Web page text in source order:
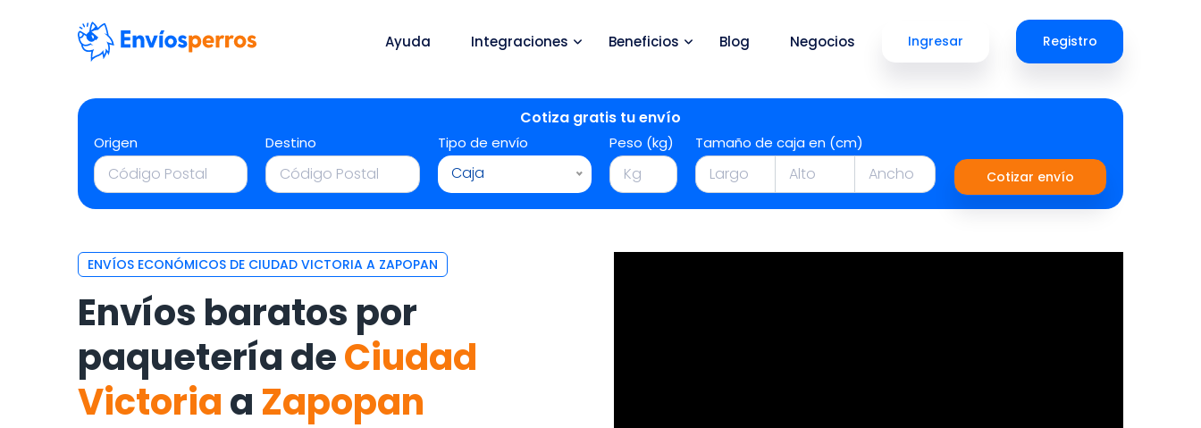
Ayuda Integraciones Beneficios Blog Negocios Ingresar Registro
Cotiza gratis tu envío
Origen Destino Tipo de envío
Caja
Peso (kg) Tamaño de caja en (cm)
Cotizar envío
ENVÍOS ECONÓMICOS DE CIUDAD VICTORIA A ZAPOPAN
Envíos baratos por
paquetería deCiudad
Victoriaa Zapopan